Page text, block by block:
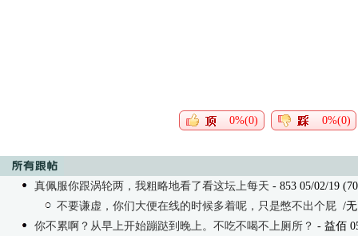
0%(0) 0%(0)
真佩服你跟涡轮两，我粗略地看了看这坛上每天 - 853 05/02/19
不要谦虚，你们大便在线的时候多着呢，只是憋不出个屁 /
你不累啊？从早上开始蹦跶到晚上。不吃不喝不上厕所？ - 益佰